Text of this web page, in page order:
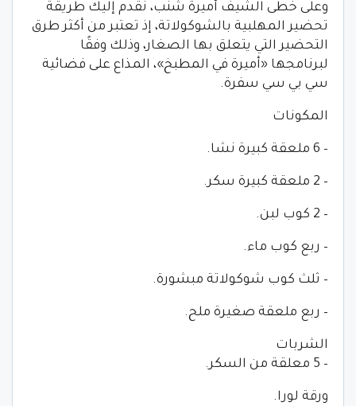
وعلى خطى الشيف أميرة شنب، نقدم إليك طريقة
تحضير المهلبية بالشوكولاتة، إذ تعتبر من أكثر طرق
التحضير التي يتعلق بها الصغار، وذلك وفقًا
لبرنامجها «أميرة في المطبخ»، المذاع على فضائية
سي بي سي سفرة.
المكونات
– 6 ملعقة كبيرة نشا.
– 2 ملعقة كبيرة سكر.
– 2 كوب لبن.
– ربع كوب ماء.
– ثلث كوب شوكولاتة مبشورة.
– ربع ملعقة صغيرة ملح.
الشربات
– 5 معلقة من السكر.
ورقة لورا.